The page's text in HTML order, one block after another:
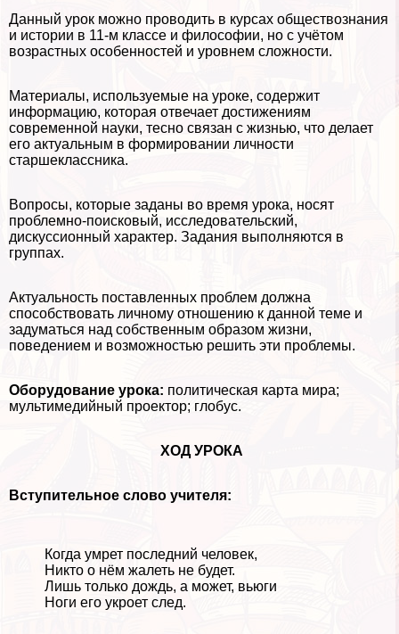
Данный урок можно проводить в курсах обществознания
и истории в 11-м классе и философии, но с учётом
возрастных особенностей и уровнем сложности.
Материалы, используемые на уроке, содержит
информацию, которая отвечает достижениям
современной науки, тесно связан с жизнью, что делает
его актуальным в формировании личности
старшеклассника.
Вопросы, которые заданы во время урока, носят
проблемно-поисковый, исследовательский,
дискуссионный хаpaктер. Задания выполняются в
группах.
Актуальность поставленных проблем должна
способствовать личному отношению к данной теме и
задуматься над собственным образом жизни,
поведением и возможностью решить эти проблемы.
Оборудование урока: политическая карта мира;
мультимедийный проектор; глобус.
ХОД УРОКА
Вступительное слово учителя:
Когда умрет последний человек,
Никто о нём жалеть не будет.
Лишь только дождь, а может, вьюги
Ноги его укроет след.